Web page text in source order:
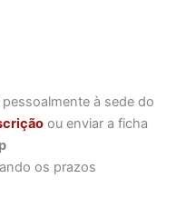
à sede do
ou enviar a ficha
os prazos